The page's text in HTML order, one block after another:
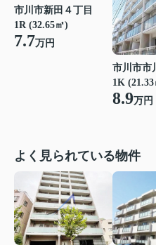
市川市新田４丁目
1R (32.65㎡)
7.7万円
市川市市
1K (21.33
8.9万円
よく見られている物件